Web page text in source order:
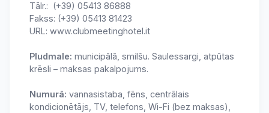
Тālr.: (+39) 05413 86888
Fakss: (+39) 05413 81423
URL: www.clubmeetinghotel.it
Pludmale: municipālā, smilšu. Saulessargi, atpūtas
krēsli – maksas pakalpojums.
Numurā: vannasistaba, fēns, centrālais
kondicionētājs, TV, telefons, Wi-Fi (bez maksas),